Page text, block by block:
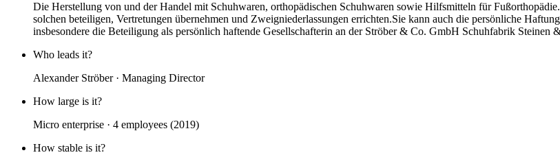
Die Herstellung von und der Handel mit Schuhwaren, orthopädischen Schuhwaren sowie Hilfsmitteln für
solchen beteiligen, Vertretungen übernehmen und Zweigniederlassungen errichten.Sie kann auch die persönliche
insbesondere die Beteiligung als persönlich haftende Gesellschafterin an der Ströber & Co. GmbH Schuhfabrik Steinen
Who leads it?
Alexander Ströber · Managing Director
How large is it?
Micro enterprise · 4 employees (2019)
How stable is it?